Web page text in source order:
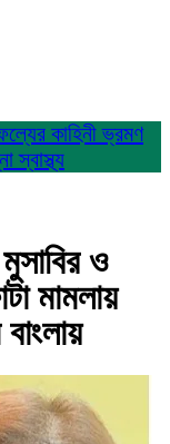
কাহিনীভ্রমণ
স্বাস্থ্য
ও
মামলায়